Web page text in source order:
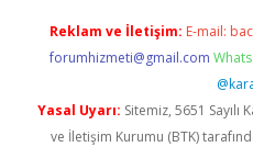
Reklam ve İletişim: E-mail:
forumhizmeti@gmail.com
Yasal Uyarı: Sitemiz, 5651
ve İletişim Kurumu (BTK)